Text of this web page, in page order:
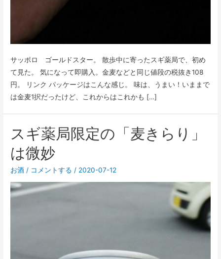
サッポロ ゴールドスター。 散歩中に寄ったスギ薬局で、初め
て見た。 気になって即購入。金麦などと同じ値段の税抜き108
円。 リンク パッケージはこんな感じ。 味は、うまい！いままで
は金麦1択だったけど、これからはこれかも […]
スギ薬局限定の「麦きらり」
は微妙
お酒 / コメントする / 2020-07-12